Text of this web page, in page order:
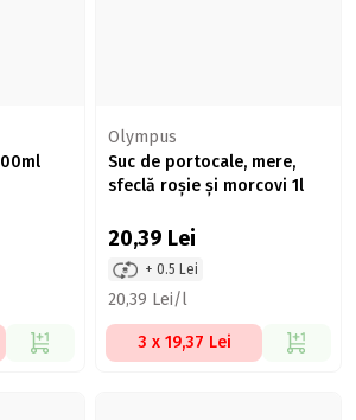
Olympus
Suc de portocale, mere,
sfeclă roșie și morcovi 1l
20,39 Lei
+ 0.5 Lei
20,39 Lei/l
3 x 19,37 Lei